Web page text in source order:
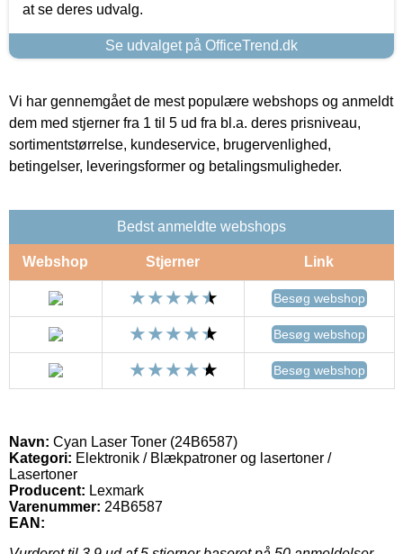
at se deres udvalg.
Se udvalget på OfficeTrend.dk
Vi har gennemgået de mest populære webshops og anmeldt
dem med stjerner fra 1 til 5 ud fra bl.a. deres prisniveau,
sortimentstørrelse, kundeservice, brugervenlighed,
betingelser, leveringsformer og betalingsmuligheder.
Bedst anmeldte webshops
Webshop Stjerner Link
Besøg webshop
Besøg webshop
Besøg webshop
Navn: Cyan Laser Toner (24B6587)
Kategori: Elektronik / Blækpatroner og lasertoner /
Lasertoner
Producent: Lexmark
Varenummer: 24B6587
EAN: